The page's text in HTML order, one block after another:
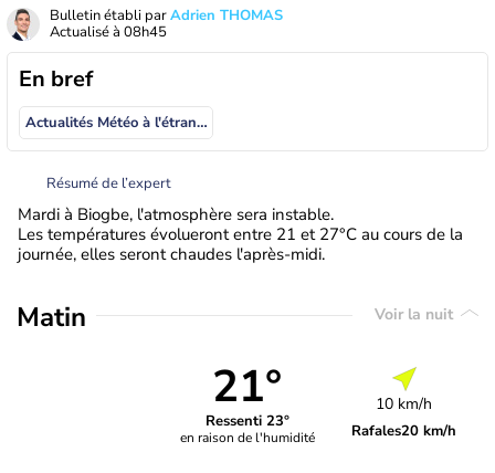
Bulletin établi parAdrien THOMAS
Actualisé à 08h45
En bref
Actualités Météo à l'étranger
Résumé de l’expert
Mardi à Biogbe, l'atmosphère sera instable.
Les températures évolueront entre 21 et 27°C au cours de la
journée, elles seront chaudes l'après-midi.
Matin Voir la nuit
21°
Ressenti 23°
en raison de l'humidité
10 km/h
Rafales20 km/h